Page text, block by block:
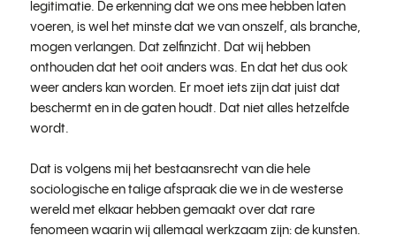
legitimatie. De erkenning dat we ons mee hebben laten
voeren, is wel het minste dat we van onszelf, als branche,
mogen verlangen. Dat zelfinzicht. Dat wij hebben
onthouden dat het ooit anders was. En dat het dus ook
weer anders kan worden. Er moet iets zijn dat juist dat
beschermt en in de gaten houdt. Dat niet alles hetzelfde
wordt.
Dat is volgens mij het bestaansrecht van die hele
sociologische en talige afspraak die we in de westerse
wereld met elkaar hebben gemaakt over dat rare
fenomeen waarin wij allemaal werkzaam zijn: de kunsten.